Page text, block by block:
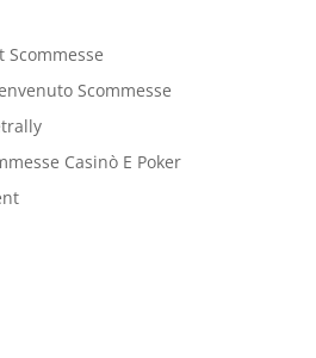
Scommesse
Scommesse
Casinò E Poker